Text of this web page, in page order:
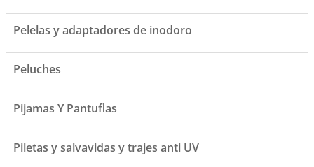
Pelelas y adaptadores de inodoro
Peluches
Pijamas Y Pantuflas
Piletas y salvavidas y trajes anti UV